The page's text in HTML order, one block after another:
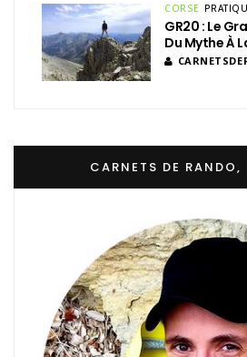
CORSE
GR20 : Le
Du Mythe À
CARNETS DE RANDO,